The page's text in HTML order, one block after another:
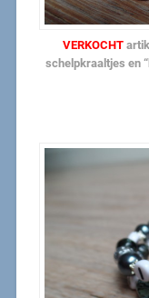
VERKOCHT
schelpkraaltjes en